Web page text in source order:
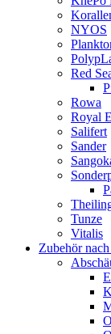
NYOS
Red
Rowa
Royal
Salifert
Sander
Tunze
Vitalis
Zubehör